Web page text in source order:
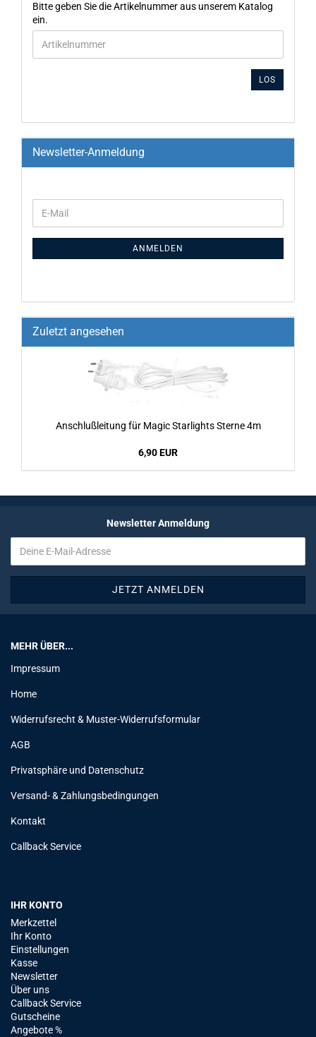
Bitte geben Sie die Artikelnummer aus unserem Katalog
ein.
LOS
Newsletter-Anmeldung
ANMELDEN
Zuletzt angesehen
An­schluß­lei­tung für Magic Star­lights Ster­ne 4m
6,90 EUR
Newsletter Anmeldung
MEHR ÜBER...
Impressum
Home
Widerrufsrecht & Muster-Widerrufsformular
AGB
Privatsphäre und Datenschutz
Versand- & Zahlungsbedingungen
Kontakt
Callback Service
IHR KONTO
Merkzettel
Ihr Konto
Einstellungen
Kasse
Newsletter
Über uns
Callback Service
Gutscheine
Angebote %